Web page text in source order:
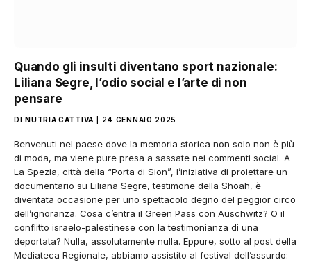
Quando gli insulti diventano sport nazionale:
Liliana Segre, l’odio social e l’arte di non
pensare
DI NUTRIA CATTIVA 24 GENNAIO 2025
Benvenuti nel paese dove la memoria storica non solo non è più
di moda, ma viene pure presa a sassate nei commenti social. A
La Spezia, città della “Porta di Sion”, l’iniziativa di proiettare un
documentario su Liliana Segre, testimone della Shoah, è
diventata occasione per uno spettacolo degno del peggior circo
dell’ignoranza. Cosa c’entra il Green Pass con Auschwitz? O il
conflitto israelo-palestinese con la testimonianza di una
deportata? Nulla, assolutamente nulla. Eppure, sotto al post della
Mediateca Regionale, abbiamo assistito al festival dell’assurdo: